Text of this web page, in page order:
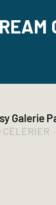
Galerie
CÉLÉRIER